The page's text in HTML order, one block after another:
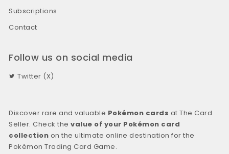
Subscriptions
Contact
Follow us on social media
Twitter (X)
Discover rare and valuable Pokémon cards at The Card
Seller. Check thevalue of your Pokémon card
collection on the ultimate online destination for the
Pokémon Trading Card Game.